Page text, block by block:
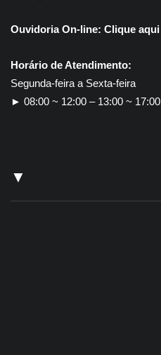
Ouvidoria On-line: Clique aqui
Horário de Atendimento:
Segunda-feira a Sexta-feira
► 08:00 ~ 12:00 – 13:00 ~ 17:00
▼